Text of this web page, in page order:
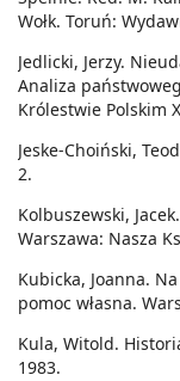
Wołk. Toruń:
Jedlicki, Jerzy.
Analiza
Królestwie Polskim
Jeske-Choiński,
2.
Kolbuszewski,
Warszawa: Nasza
Kubicka, Joanna.
pomoc własna.
Kula, Witold.
1983.